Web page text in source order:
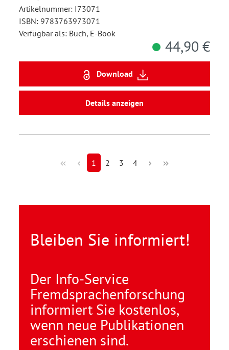
Artikelnummer: I73071
ISBN: 9783763973071
Verfügbar als: Buch, E-Book
44,90 €
Download
Details anzeigen
1 2 3 4
Bleiben Sie informiert!
Der Info-Service
Fremdsprachenforschung
informiert Sie kostenlos,
wenn neue Publikationen
erschienen sind.